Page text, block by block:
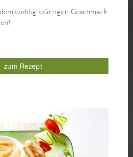
wohlig-würzigen Geschmack
zum Rezept